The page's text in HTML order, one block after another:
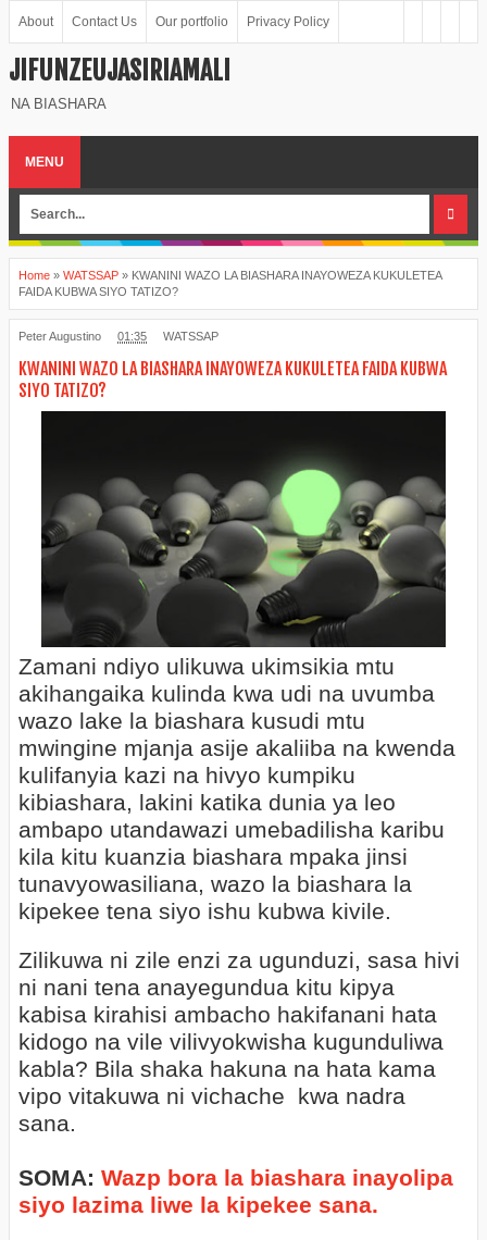
About Contact Us Our portfolio Privacy Policy
JIFUNZEUJASIRIAMALI
NA BIASHARA
MENU
Home » WATSSAP » KWANINI WAZO LA BIASHARA INAYOWEZA KUKULETEA
FAIDA KUBWA SIYO TATIZO?
Peter Augustino 01:35 WATSSAP
KWANINI WAZO LA BIASHARA INAYOWEZA KUKULETEA FAIDA KUBWA
SIYO TATIZO?
Zamani ndiyo ulikuwa ukimsikia mtu
akihangaika kulinda kwa udi na uvumba
wazo lake la biashara kusudi mtu
mwingine mjanja asije akaliiba na kwenda
kulifanyia kazi na hivyo kumpiku
kibiashara, lakini katika dunia ya leo
ambapo utandawazi umebadilisha karibu
kila kitu kuanzia biashara mpaka jinsi
tunavyowasiliana, wazo la biashara la
kipekee tena siyo ishu kubwa kivile.
Zilikuwa ni zile enzi za ugunduzi, sasa hivi
ni nani tena anayegundua kitu kipya
kabisa kirahisi ambacho hakifanani hata
kidogo na vile vilivyokwisha kugunduliwa
kabla? Bila shaka hakuna na hata kama
vipo vitakuwa ni vichache kwa nadra
sana.
SOMA: Wazp bora la biashara inayolipa
siyo lazima liwe la kipekee sana.